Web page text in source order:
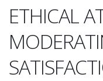
ETHICAL